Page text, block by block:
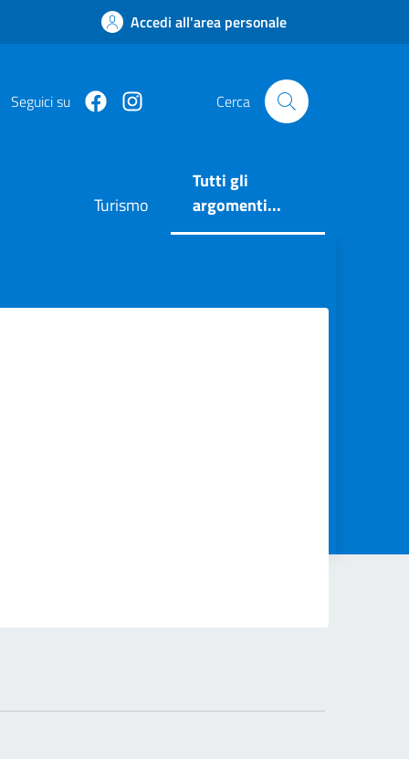
Accedi all'area personale
Seguici su Facebookhttps://www.instagram.com/
Cerca
Turismo
Tutti gli
argomenti...